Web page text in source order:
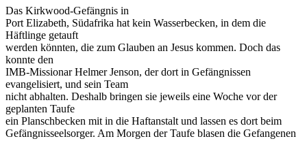
Das Kirkwood-Gefängnis in
Port Elizabeth, Südafrika hat kein Wasserbecken, in dem die
Häftlinge getauft
werden könnten, die zum Glauben an Jesus kommen. Doch das
konnte den
IMB-Missionar Helmer Jenson, der dort in Gefängnissen
evangelisiert, und sein Team
nicht abhalten. Deshalb bringen sie jeweils eine Woche vor der
geplanten Taufe
ein Planschbecken mit in die Haftanstalt und lassen es dort beim
Gefängnisseelsorger. Am Morgen der Taufe blasen die Gefangenen